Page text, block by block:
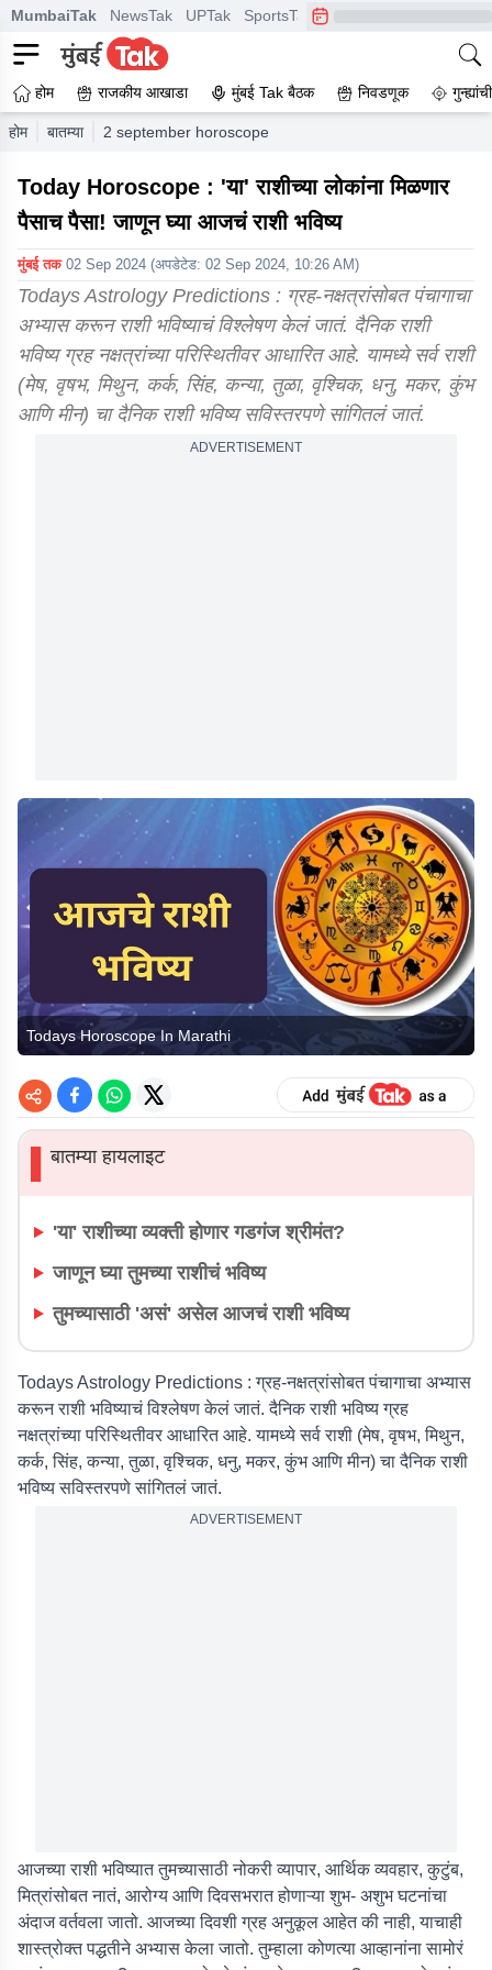
MumbaiTak NewsTak UPTak SportsTak CrimeTak
होम राजकीय आखाडा मुंबई Tak बैठक निवडणूक
होम बातम्या 2 september horoscope todays astrology predictions
Today Horoscope : 'या' राशीच्या लोकांना मिळणार
पैसाच पैसा! जाणून घ्या आजचं राशी भविष्य
मुंबई तक 02 Sep 2024 (अपडेटेड: 02 Sep 2024, 10:26 AM)
Todays Astrology Predictions : ग्रह-नक्षत्रांसोबत पंचागाचा
अभ्यास करून राशी भविष्याचं विश्लेषण केलं जातं. दैनिक राशी
भविष्य ग्रह नक्षत्रांच्या परिस्थितीवर आधारित आहे. यामध्ये सर्व राशी
(मेष, वृषभ, मिथुन, कर्क, सिंह, कन्या, तुळा, वृश्चिक, धनु, मकर, कुंभ
आणि मीन) चा दैनिक राशी भविष्य सविस्तरपणे सांगितलं जातं.
ADVERTISEMENT
Todays Horoscope In Marathi
▌बातम्या हायलाइट
'या' राशीच्या व्यक्ती होणार गडगंज श्रीमंत?
जाणून घ्या तुमच्या राशीचं भविष्य
तुमच्यासाठी 'असं' असेल आजचं राशी भविष्य
Todays Astrology Predictions :ग्रह-नक्षत्रांसोबत पंचागाचा अभ्यास
करून राशी भविष्याचं विश्लेषण केलं जातं. दैनिक राशी भविष्य ग्रह
नक्षत्रांच्या परिस्थितीवर आधारित आहे. यामध्ये सर्व राशी (मेष, वृषभ, मिथुन,
कर्क, सिंह, कन्या, तुळा, वृश्चिक, धनु, मकर, कुंभ आणि मीन) चा दैनिक राशी
भविष्य सविस्तरपणे सांगितलं जातं.
ADVERTISEMENT
आजच्या राशी भविष्यात तुमच्यासाठी नोकरी व्यापार, आर्थिक व्यवहार, कुटुंब,
मित्रांसोबत नातं, आरोग्य आणि दिवसभरात होणाऱ्या शुभ- अशुभ घटनांचा
अंदाज वर्तवला जातो. आजच्या दिवशी ग्रह अनुकूल आहेत की नाही, याचाही
शास्त्रोक्त पद्धतीने अभ्यास केला जातो. तुम्हाला कोणत्या आव्हानांना सामोरं